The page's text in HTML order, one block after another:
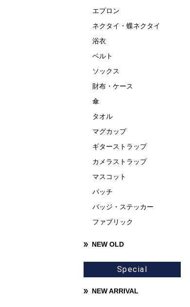
エプロン
ネクタイ・蝶ネクタイ
浴衣
ベルト
ソックス
財布・ケース
傘
タオル
マグカップ
ギターストラップ
カメラストラップ
マスコット
パッチ
バッジ・ステッカー
ファブリック
NEW OLD
Special
NEW ARRIVAL